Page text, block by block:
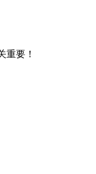
重要！